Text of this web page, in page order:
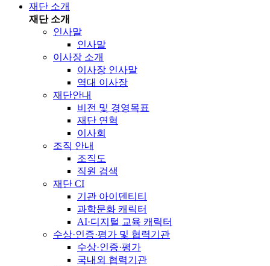
재단 소개
재단 소개
인사말
인사말
이사장 소개
이사장 인사말
역대 이사장
재단안내
비전 및 경영목표
재단 연혁
이사회
조직 안내
조직도
직원 검색
재단 CI
기관 아이덴티티
과학문화 캐릭터
AI·디지털 교육 캐릭터
수상·인증·평가 및 협력기관
수상·인증·평가
국내외 협력기관